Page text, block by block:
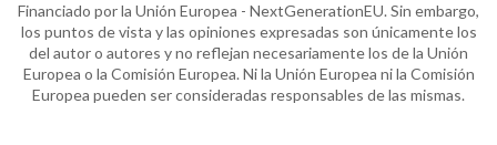
Financiado por la Unión Europea - NextGenerationEU. Sin embargo,
los puntos de vista y las opiniones expresadas son únicamente los
del autor o autores y no reflejan necesariamente los de la Unión
Europea o la Comisión Europea. Ni la Unión Europea ni la Comisión
Europea pueden ser consideradas responsables de las mismas.